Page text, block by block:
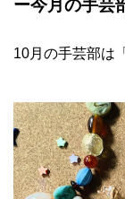
ー今月の手芸
10月の手芸部は